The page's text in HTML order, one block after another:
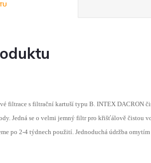
filtrace s filtrační kartuší typu B. INTEX DACRON
Jedná se o velmi jemný filtr pro křišťálově čistou
po 2-4 týdnech použití. Jednoduchá údržba